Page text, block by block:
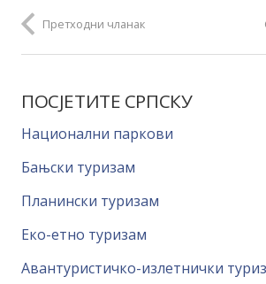
Претходни чланак
ПОСЈЕТИТЕ СРПСКУ
Национални паркови
Бањски туризам
Планински туризам
Еко-етно туризам
Авантуристичко-излетнички